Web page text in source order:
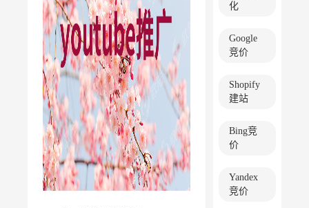
化
Google
竞价
Shopify
建站
Bing竞
价
Yandex
竞价